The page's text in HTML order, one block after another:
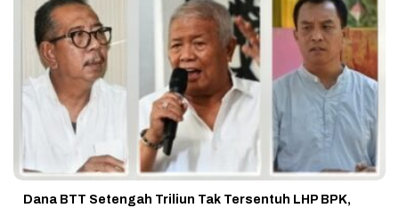
Dana BTT Setengah Triliun Tak Tersentuh LHP BPK,